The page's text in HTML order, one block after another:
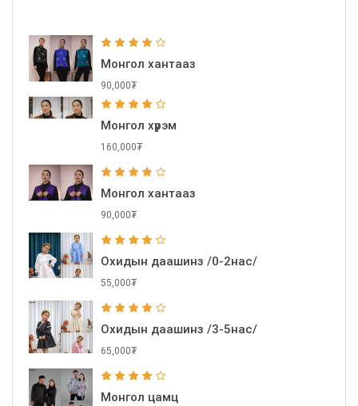
Монгол хантааз
90,000₮
Монгол хүрэм
160,000₮
Монгол хантааз
90,000₮
Охидын даашинз /0-2нас/
55,000₮
Охидын даашинз /3-5нас/
65,000₮
Монгол цамц